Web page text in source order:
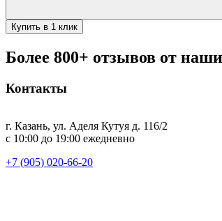
Купить в 1 клик
Более 800+ отзывов от
Контакты
г. Казань, ул. Аделя Кутуя д. 116/2
с 10:00 до 19:00 ежедневно
+7 (905) 020-66-20